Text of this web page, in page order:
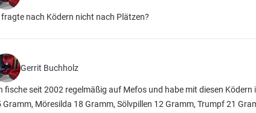
fragte nach Ködern nicht nach Plätzen?
Gerrit Buchholz
fische seit 2002 regelmäßig auf Mefos und habe mit diesen
Gramm, Möresilda 18 Gramm, Sölvpillen 12 Gramm, Trumpf 21